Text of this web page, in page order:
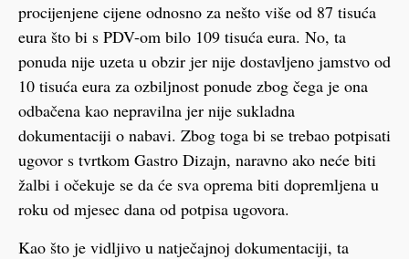
procijenjene cijene odnosno za nešto više od 87 tisuća
eura što bi s PDV-om bilo 109 tisuća eura. No, ta
ponuda nije uzeta u obzir jer nije dostavljeno jamstvo od
10 tisuća eura za ozbiljnost ponude zbog čega je ona
odbačena kao nepravilna jer nije sukladna
dokumentaciji o nabavi. Zbog toga bi se trebao potpisati
ugovor s tvrtkom Gastro Dizajn, naravno ako neće biti
žalbi i očekuje se da će sva oprema biti dopremljena u
roku od mjesec dana od potpisa ugovora.
Kao što je vidljivo u natječajnoj dokumentaciji, ta